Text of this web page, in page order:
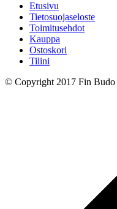
Etusivu
Tietosuojaseloste
Toimitusehdot
Kauppa
Ostoskori
Tilini
© Copyright 2017 Fin Budo